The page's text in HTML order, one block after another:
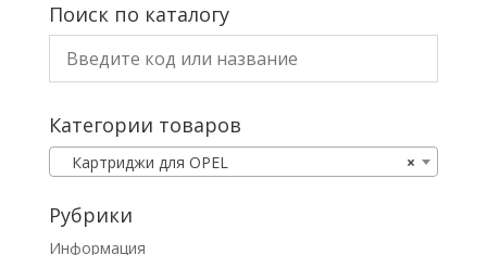
Поиск по каталогу
Категории товаров
×
Картриджи для OPEL
Рубрики
Информация